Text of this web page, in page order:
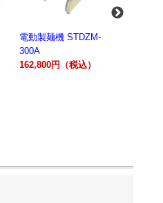
業務用スパイラルミ
キサー 10L
HTHS10INK